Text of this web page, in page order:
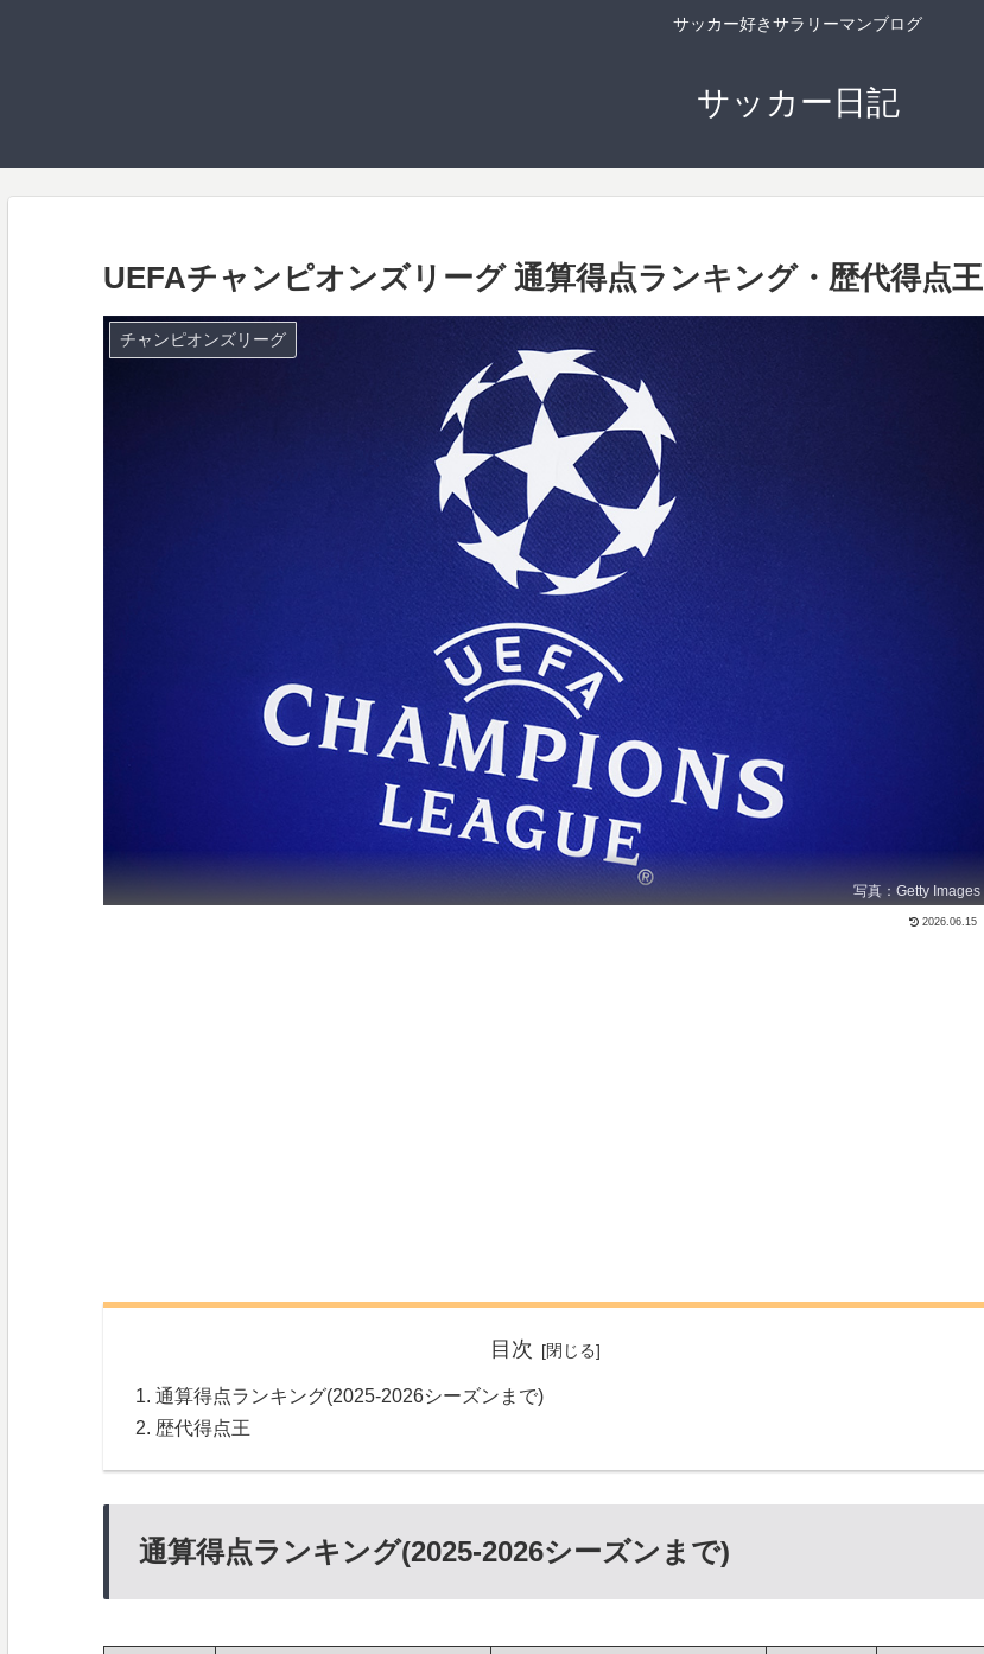
サッカー好きサラリーマンブログ
サッカー日記
UEFAチャンピオンズリーグ 通算得点ランキング・歴代得点王
チャンピオンズリーグ
写真：Getty Images
2026.06.15
目次
通算得点ランキング(2025-2026シーズンまで)
歴代得点王
通算得点ランキング(2025-2026シーズンまで)